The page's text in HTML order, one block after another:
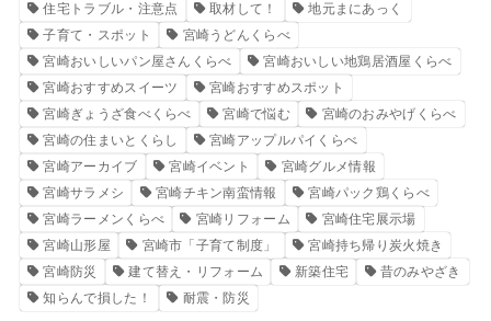
住宅トラブル・注意点
取材して！
地元まにあっく
子育て・スポット
宮崎うどんくらべ
宮崎おいしいパン屋さんくらべ
宮崎おいしい地鶏居酒屋くらべ
宮崎おすすめスイーツ
宮崎おすすめスポット
宮崎ぎょうざ食べくらべ
宮崎で悩む
宮崎のおみやげくらべ
宮崎の住まいとくらし
宮崎アップルパイくらべ
宮崎アーカイブ
宮崎イベント
宮崎グルメ情報
宮崎サラメシ
宮崎チキン南蛮情報
宮崎パック鶏くらべ
宮崎ラーメンくらべ
宮崎リフォーム
宮崎住宅展示場
宮崎山形屋
宮崎市「子育て制度」
宮崎持ち帰り炭火焼き
宮崎防災
建て替え・リフォーム 新築住宅
昔のみやざき
知らんで損した！
耐震・防災